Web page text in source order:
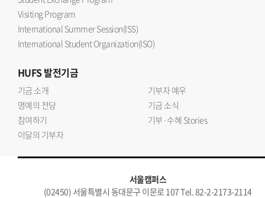
Visiting Program
International Summer Session(ISS)
International Student Organization(ISO)
HUFS발전기금
기금 소개
기부자 예우
명예의 전당
기금 소식
참여하기
기부·수혜 Stories
이달의 기부자
서울캠퍼스
(02450) 서울특별시 동대문구 이문로 107 Tel. 82-2-2173-2114